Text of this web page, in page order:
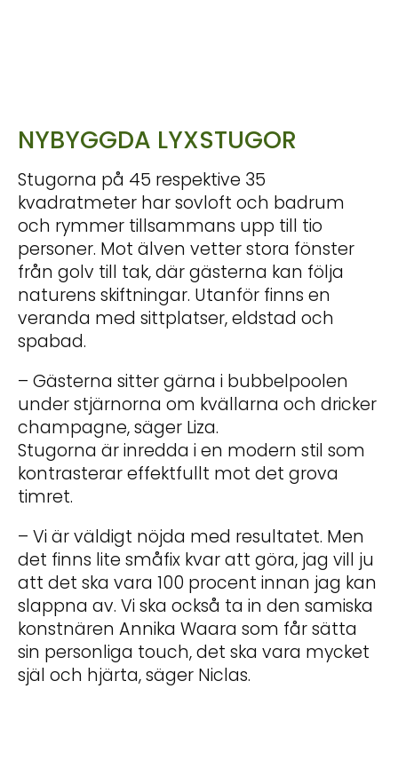
NYBYGGDA LYXSTUGOR
Stugorna på 45 respektive 35
kvadratmeter har sovloft och badrum
och rymmer tillsammans upp till tio
personer. Mot älven vetter stora fönster
från golv till tak, där gästerna kan följa
naturens skiftningar. Utanför finns en
veranda med sittplatser, eldstad och
spabad.
– Gästerna sitter gärna i bubbelpoolen
under stjärnorna om kvällarna och dricker
champagne, säger Liza.
Stugorna är inredda i en modern stil som
kontrasterar effektfullt mot det grova
timret.
– Vi är väldigt nöjda med resultatet. Men
det finns lite småfix kvar att göra, jag vill ju
att det ska vara 100 procent innan jag kan
slappna av. Vi ska också ta in den samiska
konstnären Annika Waara som får sätta
sin personliga touch, det ska vara mycket
själ och hjärta, säger Niclas.